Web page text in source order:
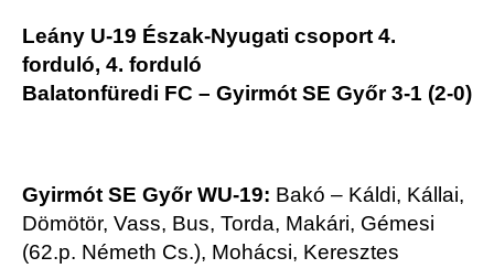
Leány U-19 Észak-Nyugati csoport 4.
forduló, 4. forduló
Balatonfüredi FC – Gyirmót SE Győr 3-1 (2-0)
Gyirmót SE Győr WU-19: Bakó – Káldi, Kállai,
Dömötör, Vass, Bus, Torda, Makári, Gémesi
(62.p. Németh Cs.), Mohácsi, Keresztes